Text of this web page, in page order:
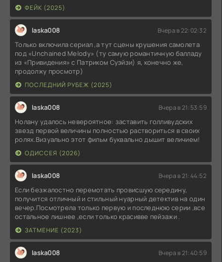
ФЕЙК (2025)
laska008 Вчера в 22:02:32
Только включила сериал ,а тут сцены крушения самолета
под «Unchained Melody» (ту самую романтичную балладу
из «Привидения» с Патриком Суэйзи) я, конечно же,
продолжу просмотр)
ПОСЛЕДНИЙ РУБЕЖ (2025)
laska008 Вчера в 21:53:59
Нолану удалось невероятное: заставить голливудских
звезд первой величины полностью раствориться в своих
ролях.Визуально этот фильм буквально дышит величием!
ОДИССЕЯ (2026)
laska008 Вчера в 21:44:52
Если безжалостно перемотать провисшую середину,
получится отличный и стильный нуарный детектив на один
вечер.Посмотрела только первую и последнюю серии ,все
остальное лишнее ,если только красивве пейзажи .
ЗАТМЕНИЕ (2023)
laska008 Вчера в 21:40:59